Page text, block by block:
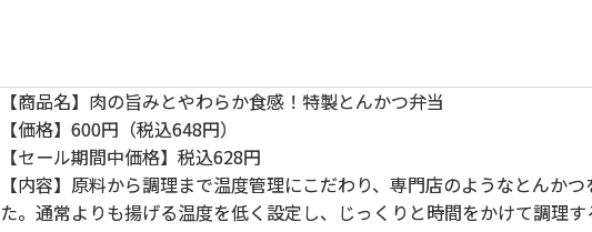
【商品名】肉の旨みとやわらか食感！特製とんかつ弁当
【価格】600円（税込648円）
【セール期間中価格】税込628円
【内容】原料から調理まで温度管理にこだわり、専門店のようなとんか
た。通常よりも揚げる温度を低く設定し、じっくりと時間をかけて調理